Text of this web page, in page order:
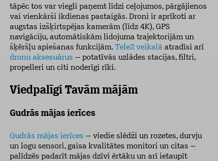
tāpēc tos var viegli paņemt līdzi ceļojumos, pārgājienos
vai vienkārši ikdienas pastaigās. Droni ir aprīkoti ar
augstas izšķirtspējas kamerām (līdz 4K), GPS
navigāciju, automātiskām lidojuma trajektorijām un
šķēršļu apiešanas funkcijām. Tele2 veikalā atradīsi arī
dronu aksesuārus – potatīvās uzlādes stacijas, filtri,
propelleri un citi noderīgi rīki.
Viedpalīgi Tavām mājām
Gudrās mājas ierīces
Gudrās mājas ierīces – viedie slēdži un rozetes, durvju
un logu sensori, gaisa kvalitātes monitori un citas –
palīdzēs padarīt mājas dzīvi ērtāku un arī ietaupīt